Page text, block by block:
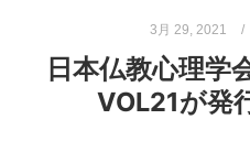
3月 29, 2021
日本仏教心理学
VOL21が発